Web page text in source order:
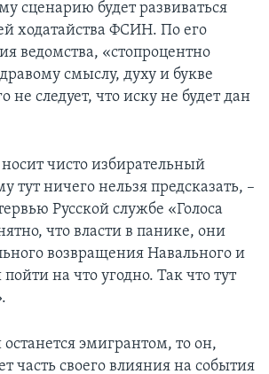
сценарию будет развиваться
ходатайства ФСИН. По его
ведомства, «стопроцентно
смыслу, духу и букве
не следует, что иску не будет дан
чисто избирательный
тут ничего нельзя предсказать, –
Русской службе «Голоса
что власти в панике, они
возвращения Навального и
пойти на что угодно. Так что тут
эмигрантом, то он,
часть своего влияния на события